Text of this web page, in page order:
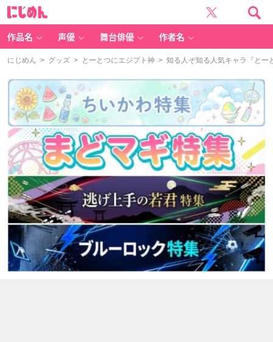
作品名 声優 舞台俳優 作者名
にじめん > グッズ > とーとつにエジプト神 > 知る人ぞ知る人気キャラ『とー